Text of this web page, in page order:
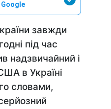
Google
завжди
під час
надзвичайний і
в Україні
словами,